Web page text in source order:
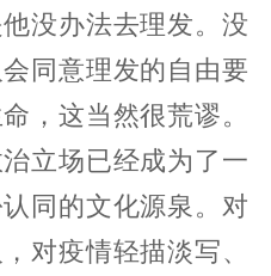
没办法去理发。没
同意理发的自由要
，这当然很荒谬。
立场已经成为了一
同的文化源泉。对
对疫情轻描淡写、